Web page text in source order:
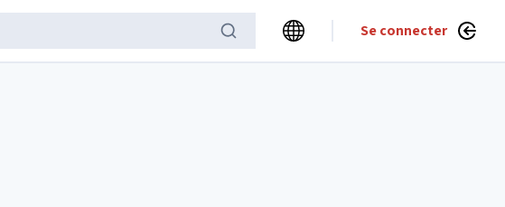
Se connecter